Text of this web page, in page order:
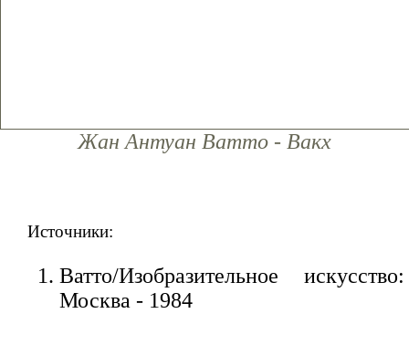
Жан Антуан Ватто - Вакх
Источники:
Ватто/Изобразительное искусство:
Москва - 1984